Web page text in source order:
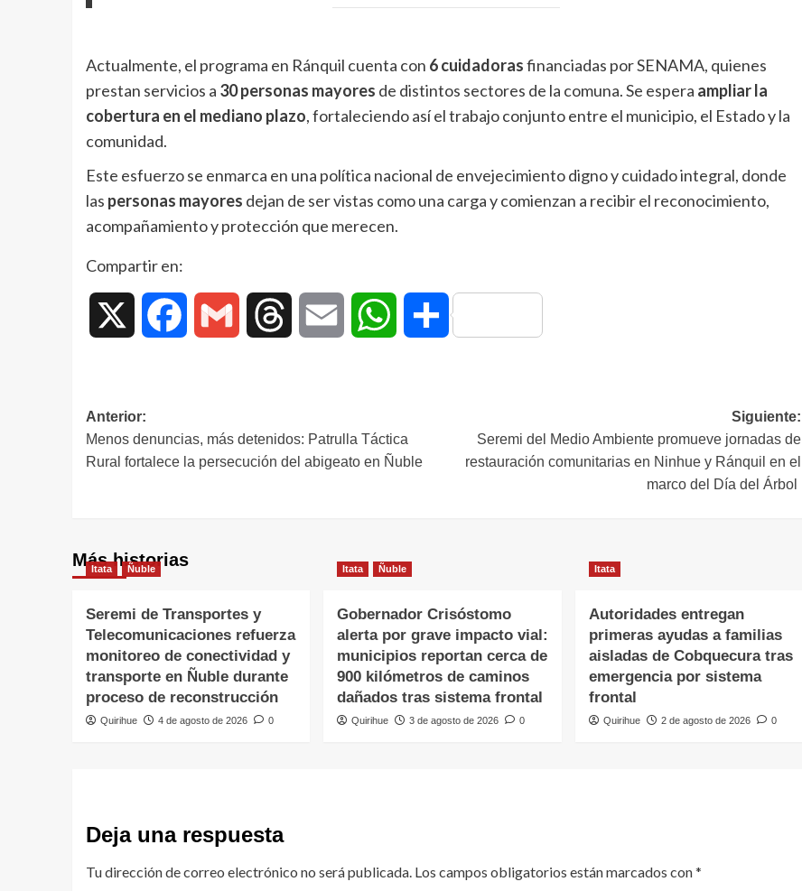
Actualmente, el programa en Ránquil cuenta con 6 cuidadorasfinanciadas por SENAMA, quienes
prestan servicios a 30 personas mayores de distintos sectores de la comuna. Se espera ampliar la
cobertura en el mediano plazo, fortaleciendo así el trabajo conjunto entre el municipio, el Estado y la
comunidad.
Este esfuerzo se enmarca en una política nacional de envejecimiento digno y cuidado integral, donde
las personas mayores dejan de ser vistas como una carga y comienzan a recibir el reconocimiento,
acompañamiento y protección que merecen.
Compartir en:
Facebook Gmail Threads Email WhatsAppCompartir
Anterior:
Menos denuncias, más detenidos: Patrulla Táctica
Rural fortalece la persecución del abigeato en Ñuble
Siguiente:
Seremi del Medio Ambiente promueve jornadas de
restauración comunitarias en Ninhue y Ránquil en el
marco del Día del Árbol
Más historias
Itata Ñuble
Seremi de Transportes y
Telecomunicaciones refuerza
monitoreo de conectividad y
transporte en Ñuble durante
proceso de reconstrucción
Quirihue 4 de agosto de 2026 0
Itata Ñuble
Gobernador Crisóstomo
alerta por grave impacto vial:
municipios reportan cerca de
900 kilómetros de caminos
dañados tras sistema frontal
Quirihue 3 de agosto de 2026 0
Itata
Autoridades entregan
primeras ayudas a familias
aisladas de Cobquecura tras
emergencia por sistema
frontal
Quirihue 2 de agosto de 2026 0
Deja una respuesta
Tu dirección de correo electrónico no será publicada. Los campos obligatorios están marcados con*